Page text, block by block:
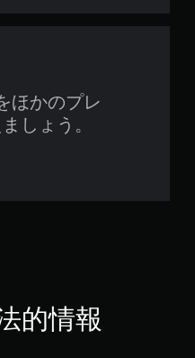
ほかのプレ
しょう。
的情報